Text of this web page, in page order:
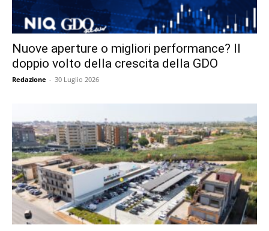
Nuove aperture o migliori performance? Il
doppio volto della crescita della GDO
Redazione - 30 Luglio 2026